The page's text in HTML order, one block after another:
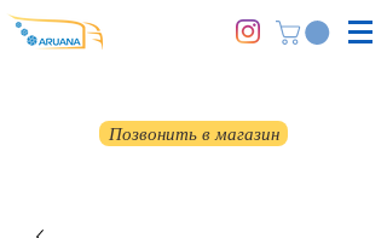
Позвонить в магазин